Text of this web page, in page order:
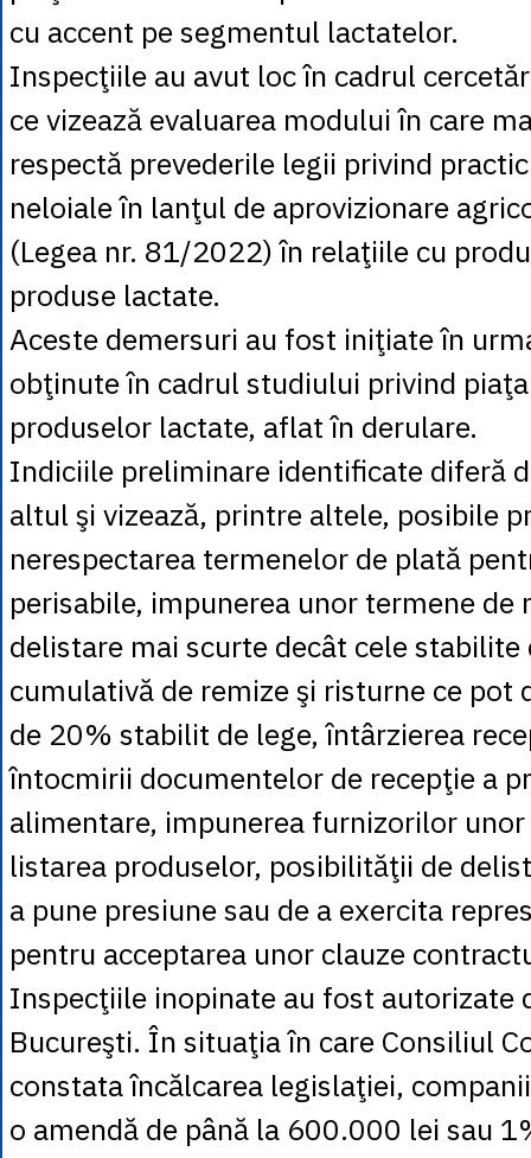
cu accent pe segmentul lactatelor.
Inspecţiile au avut loc în cadrul
ce vizează evaluarea modului în care
respectă prevederile legii privind
neloiale în lanţul de aprovizionare
(Legea nr. 81/2022) în relaţiile cu
produse lactate.
Aceste demersuri au fost iniţiate în
obţinute în cadrul studiului privind
produselor lactate, aflat în derulare.
Indiciile preliminare identificate diferă
altul şi vizează, printre altele, posibile
nerespectarea termenelor de plată
perisabile, impunerea unor termene de
delistare mai scurte decât cele stabilite
cumulativă de remize şi risturne ce pot
de 20% stabilit de lege, întârzierea
întocmirii documentelor de recepţie a
alimentare, impunerea furnizorilor
listarea produselor, posibilităţii de
a pune presiune sau de a exercita
pentru acceptarea unor clauze
Inspecţiile inopinate au fost autorizate
Bucureşti. În situaţia în care Consiliul
constata încălcarea legislaţiei,
o amendă de până la 600.000 lei sau